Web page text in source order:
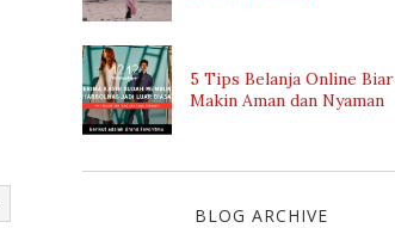
5 Tips Belanja Online Biar
Makin Aman dan Nyaman
BLOG ARCHIVE